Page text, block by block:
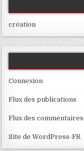
création
Connexion
Flux des publications
Flux des commentaires
Site de WordPress-FR